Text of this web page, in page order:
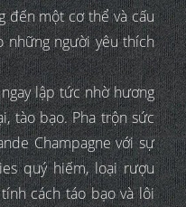
đến một cơ thể và cấu
những người yêu thích
lập tức nhờ hương
tào bạo. Pha trộn sức
Champagne với sự
quý hiếm, loại rượu
cách táo bạo và lôi